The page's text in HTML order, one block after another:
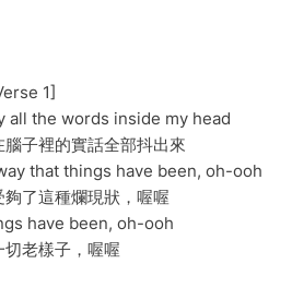
1]
all the words inside my head
子裡的實話全部抖出來
that things have been, oh-ooh
了這種爛現狀，喔喔
have been, oh-ooh
切老樣子，喔喔